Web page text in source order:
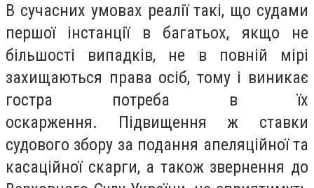
В сучасних умовах реалії такі, що судами
першої інстанції в багатьох, якщо не
більшості випадків, не в повній мірі
захищаються права осіб, тому і виникає
гостра потреба в їх
оскарження. Підвищення ж ставки
судового збору за подання апеляційної та
касаційної скарги, а також звернення до